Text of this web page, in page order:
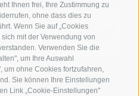
Ihnen frei, Ihre Zustimmung zu
ohne dass dies zu
Wenn Sie auf „Cookies
mit der Verwendung von
Verwenden Sie die
um Ihre Auswahl
um ohne Cookies fortzufahren,
Sie können Ihre Einstellungen
Link „Cookie-Einstellungen"